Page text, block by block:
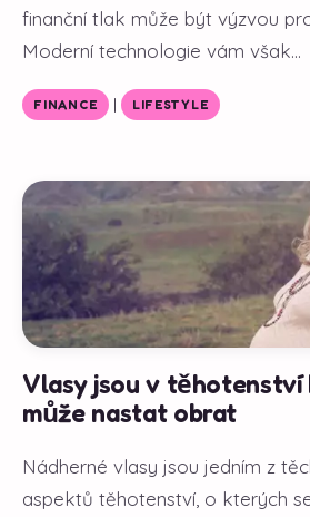
finanční tlak může být výzvou
Moderní technologie vám však...
FINANCE | LIFESTYLE
Vlasy jsou v těhotenství
může nastat obrat
Nádherné vlasy jsou jedním z
aspektů těhotenství, o kterých